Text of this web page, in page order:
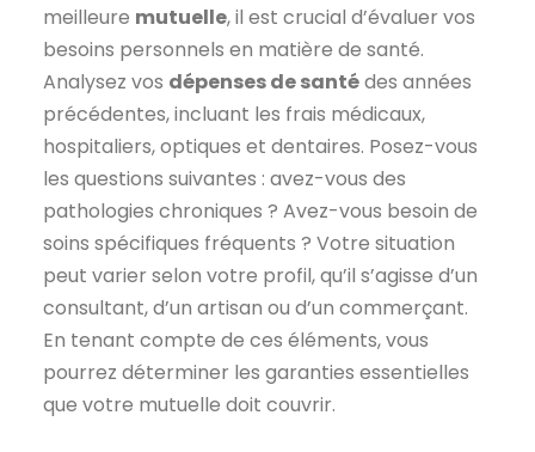
meilleure mutuelle, il est crucial d’évaluer vos
besoins personnels en matière de santé.
Analysez vos dépenses de santédes années
précédentes, incluant les frais médicaux,
hospitaliers, optiques et dentaires. Posez-vous
les questions suivantes : avez-vous des
pathologies chroniques ? Avez-vous besoin de
soins spécifiques fréquents ? Votre situation
peut varier selon votre profil, qu’il s’agisse d’un
consultant, d’un artisan ou d’un commerçant.
En tenant compte de ces éléments, vous
pourrez déterminer les garanties essentielles
que votre mutuelle doit couvrir.